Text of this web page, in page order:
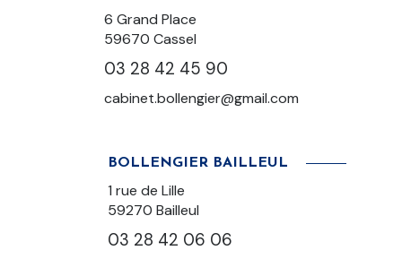
6 Grand Place
59670 Cassel
03 28 42 45 90
cabinet.bollengier@gmail.com
BOLLENGIER BAILLEUL
1 rue de Lille
59270 Bailleul
03 28 42 06 06